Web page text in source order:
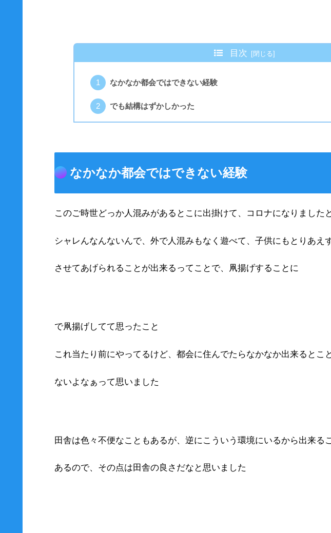
目次
なかなか都会ではできない経験
でも結構はずかしかった
なかなか都会ではできない経験
このご時世どっか人混みがあるとこに出掛けて、コロナになりましたと
シャレんなんないんで、外で人混みもなく遊べて、子供にもとりあえ
させてあげられることが出来るってことで、凧揚げすることに
で凧揚げしてて思ったこと
これ当たり前にやってるけど、都会に住んでたらなかなか出来るとこ
ないよなぁって思いました
田舎は色々不便なこともあるが、逆にこういう環境にいるから出来る
あるので、その点は田舎の良さだなと思いました